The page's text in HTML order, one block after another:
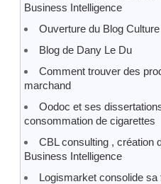
Business Intelligence
Ouverture du Blog
Blog de Dany Le Du
Comment trouver des
marchand
Oodoc et ses
consommation de cigarettes
CBL consulting , création
Business Intelligence
Logismarket consolide